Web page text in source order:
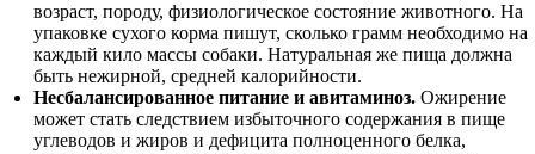
возраст, породу, физиологическое состояние животного. На
упаковке сухого корма пишут, сколько грамм необходимо на
каждый кило массы собаки. Натуральная же пища должна
быть нежирной, средней калорийности.
Несбалансированное питание и авитаминоз. Ожирение
может стать следствием избыточного содержания в пище
углеводов и жиров и дефицита полноценного белка,